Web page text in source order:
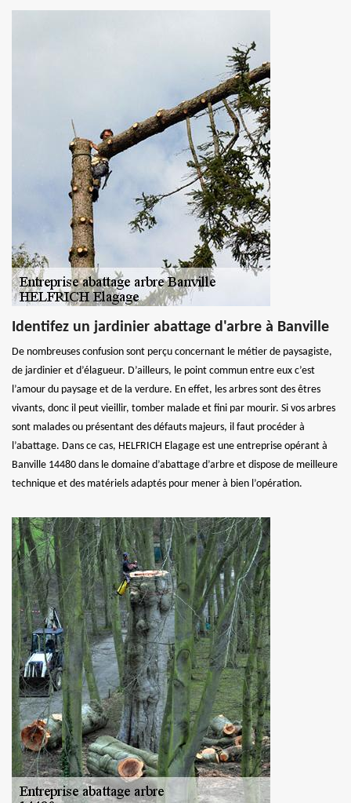
Identifez un jardinier abattage d'arbre à Banville
De nombreuses confusion sont perçu concernant le métier de paysagiste,
de jardinier et d’élagueur. D’ailleurs, le point commun entre eux c’est
l’amour du paysage et de la verdure. En effet, les arbres sont des êtres
vivants, donc il peut vieillir, tomber malade et fini par mourir. Si vos arbres
sont malades ou présentant des défauts majeurs, il faut procéder à
l’abattage. Dans ce cas, HELFRICH Elagage est une entreprise opérant à
Banville 14480 dans le domaine d’abattage d’arbre et dispose de meilleure
technique et des matériels adaptés pour mener à bien l’opération.